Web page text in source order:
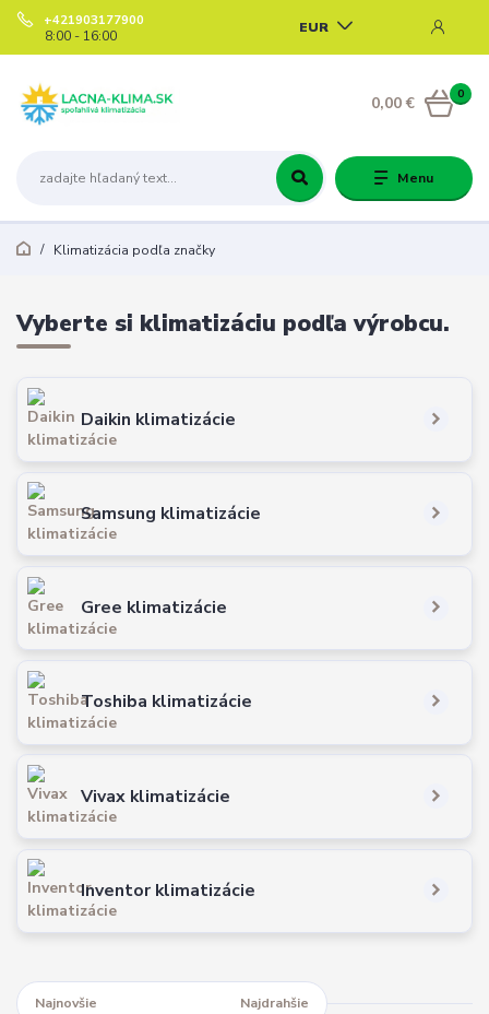
Menu
EUR
+421903177900
8:00 - 16:00
0
0,00 €
Klimatizácia podľa značky
Vyberte si klimatizáciu podľa výrobcu.
Daikin klimatizácie
Samsung klimatizácie
Gree klimatizácie
Toshiba klimatizácie
Vivax klimatizácie
Inventor klimatizácie
Najnovšie Najdrahšie